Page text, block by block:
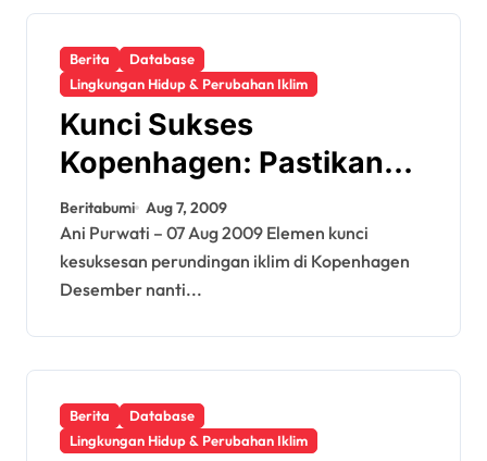
Berita
Database
Lingkungan Hidup & Perubahan Iklim
Kunci Sukses
Kopenhagen: Pastikan
Annex I Kurangi Emisi
Cukup Besar
Beritabumi Aug 7, 2009
Ani Purwati – 07 Aug 2009 Elemen kunci
kesuksesan perundingan iklim di Kopenhagen
Desember nanti...
Berita
Database
Lingkungan Hidup & Perubahan Iklim